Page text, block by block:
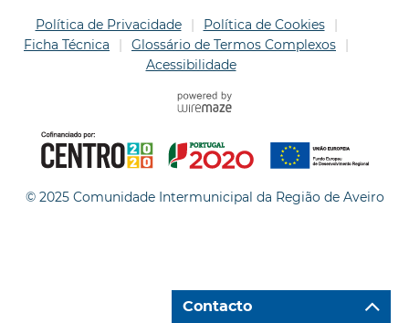
Política de Privacidade
Política de Cookies
Ficha Técnica
Glossário de Termos Complexos
Acessibilidade
© 2025 Comunidade Intermunicipal da Região de Aveiro
Contacto